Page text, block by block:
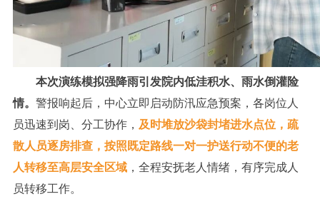
本次演练模拟强降雨引发院内低洼积水、雨水倒灌险
情。 警报响起后，中心立即启动防汛应急预案，各岗位人
员迅速到岗、分工协作， 及时堆放沙袋封堵进水点位，疏
散人员逐房排查，按照既定路线一对一护送行动不便的老
人转移至高层安全区域，全程安抚老人情绪，有序完成人
员转移工作。